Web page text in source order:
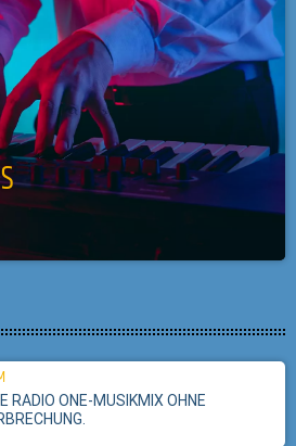
RADIO ONE-MUSIKMIX OHNE